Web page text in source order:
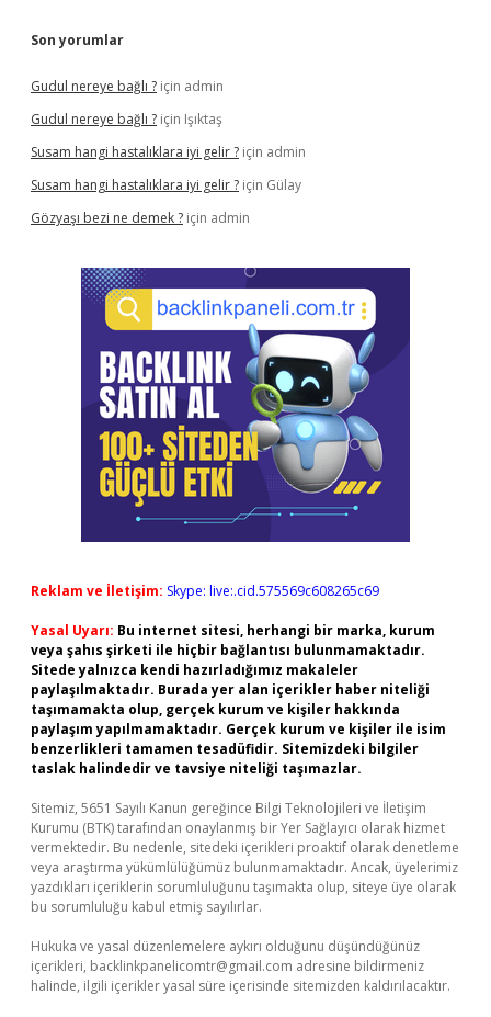
Son yorumlar
Gudul nereye bağlı ? için admin
Gudul nereye bağlı ? için Işıktaş
Susam hangi hastalıklara iyi gelir ? için admin
Susam hangi hastalıklara iyi gelir ? için Gülay
Gözyaşı bezi ne demek ? için admin
Reklam ve İletişim: Skype: live:.cid.575569c608265c69
Yasal Uyarı: Bu internet sitesi, herhangi bir marka, kurum
veya şahıs şirketi ile hiçbir bağlantısı bulunmamaktadır.
Sitede yalnızca kendi hazırladığımız makaleler
paylaşılmaktadır. Burada yer alan içerikler haber niteliği
taşımamakta olup, gerçek kurum ve kişiler hakkında
paylaşım yapılmamaktadır. Gerçek kurum ve kişiler ile isim
benzerlikleri tamamen tesadüfidir. Sitemizdeki bilgiler
taslak halindedir ve tavsiye niteliği taşımazlar.
Sitemiz, 5651 Sayılı Kanun gereğince Bilgi Teknolojileri ve İletişim
Kurumu (BTK) tarafından onaylanmış bir Yer Sağlayıcı olarak hizmet
vermektedir. Bu nedenle, sitedeki içerikleri proaktif olarak denetleme
veya araştırma yükümlülüğümüz bulunmamaktadır. Ancak, üyelerimiz
yazdıkları içeriklerin sorumluluğunu taşımakta olup, siteye üye olarak
bu sorumluluğu kabul etmiş sayılırlar.
Hukuka ve yasal düzenlemelere aykırı olduğunu düşündüğünüz
içerikleri, backlinkpanelicomtr@gmail.com adresine bildirmeniz
halinde, ilgili içerikler yasal süre içerisinde sitemizden kaldırılacaktır.